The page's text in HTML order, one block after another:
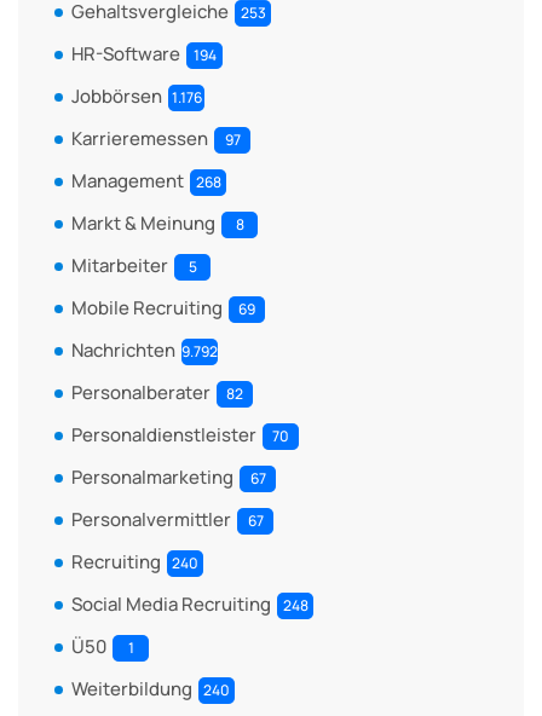
Gehaltsvergleiche 253
HR-Software 194
Jobbörsen 1.176
Karrieremessen 97
Management 268
Markt & Meinung 8
Mitarbeiter 5
Mobile Recruiting 69
Nachrichten 9.792
Personalberater 82
Personaldienstleister 70
Personalmarketing 67
Personalvermittler 67
Recruiting 240
Social Media Recruiting 248
Ü50 1
Weiterbildung 240